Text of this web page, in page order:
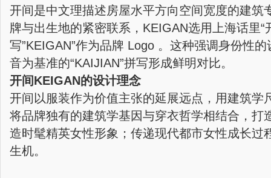
开间是中文理描述房屋水平方向空间宽度的建筑
牌与出生地的紧密联系，KEIGAN选用上海话里“
写”KEIGAN”作为品牌 Logo 。这种强调身份性
音为基准的“KAIJIAN”拼写形成鲜明对比。
开间KEIGAN的设计理念
开间以服装作为价值主张的延展远点，用建筑学
将品牌独有的建筑学基因与穿衣哲学相结合，打
造时髦精英女性形象；传递现代都市女性成长过
生机。